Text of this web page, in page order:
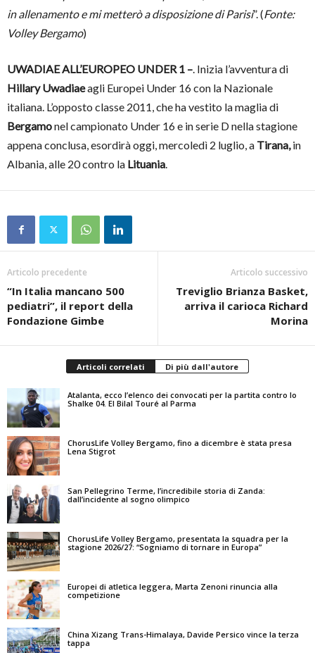
in allenamento e mi metterò a disposizione di Parisi”. (Fonte:
Volley Bergamo)
UWADIAE ALL’EUROPEO UNDER 1 –. Inizia l’avventura di
Hillary Uwadiaeagli Europei Under 16 con la Nazionale
italiana. L’opposto classe 2011, che ha vestito la maglia di
Bergamonel campionato Under 16 e in serie D nella stagione
appena conclusa, esordirà oggi, mercoledì 2 luglio, a Tirana,in
Albania, alle 20 contro la Lituania.
Articolo precedente
“In Italia mancano 500
pediatri”, il report della
Fondazione Gimbe
Articolo successivo
Treviglio Brianza Basket,
arriva il carioca Richard
Morina
Articoli correlati Di più dall'autore
Atalanta, ecco l’elenco dei convocati per la partita contro lo
Shalke 04. El Bilal Touré al Parma
ChorusLife Volley Bergamo, fino a dicembre è stata presa
Lena Stigrot
San Pellegrino Terme, l’incredibile storia di Zanda:
dall’incidente al sogno olimpico
ChorusLife Volley Bergamo, presentata la squadra per la
stagione 2026/27: “Sogniamo di tornare in Europa”
Europei di atletica leggera, Marta Zenoni rinuncia alla
competizione
China Xizang Trans-Himalaya, Davide Persico vince la terza
tappa